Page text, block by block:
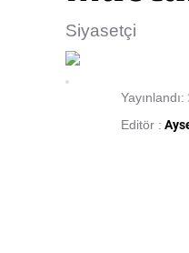
Siyasetçi
Yayınlandı:
Editör :